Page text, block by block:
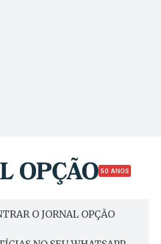
50 ANOS
O JORNAL OPÇÃO